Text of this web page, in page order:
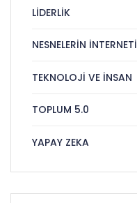
LIDERLIK
NESNELERIN İNTERNETI
TEKNOLOJI VE İNSAN
TOPLUM 5.0
YAPAY ZEKA